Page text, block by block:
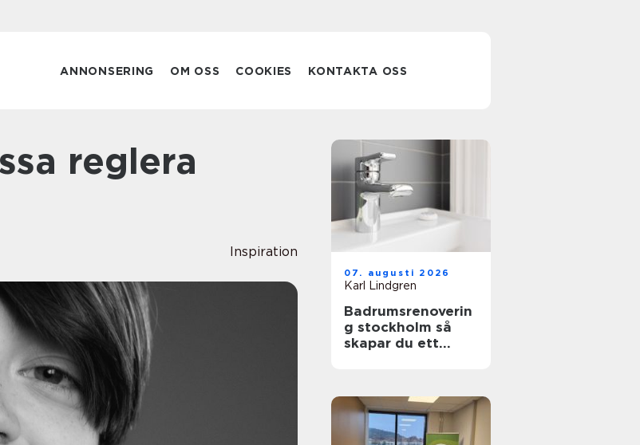
ANNONSERING OM OSS COOKIES KONTAKTA OSS
Inspiration
07. augusti 2026
Karl Lindgren
Badrumsrenoverin
g stockholm så
skapar du ett